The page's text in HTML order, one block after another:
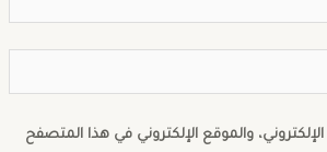
والموقع الإلكتروني في هذا المتصفح